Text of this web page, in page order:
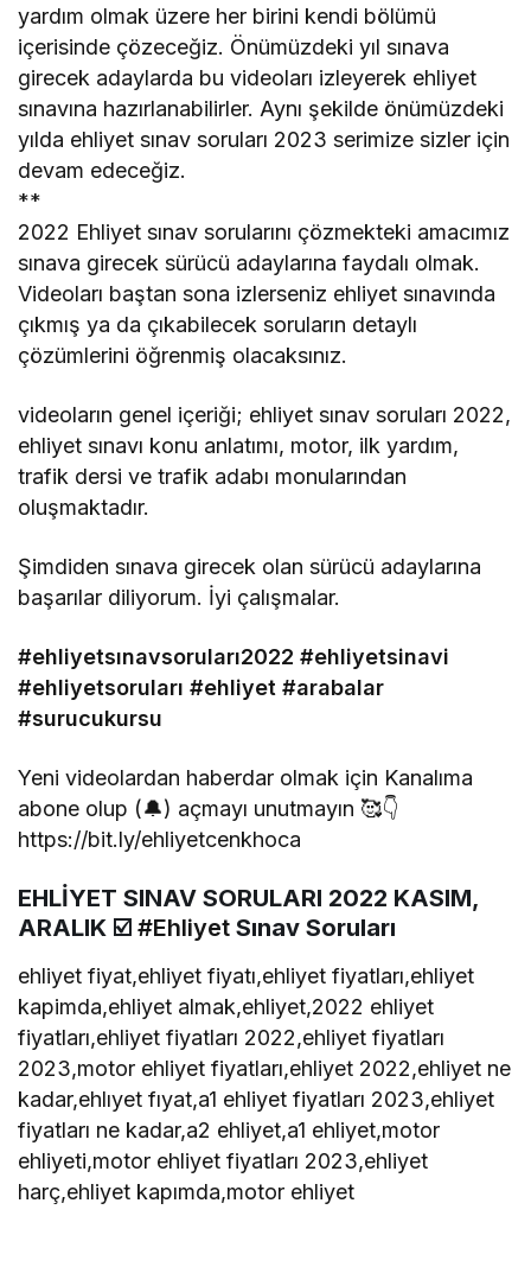
yardım olmak üzere her birini kendi bölümü
içerisinde çözeceğiz. Önümüzdeki yıl sınava
girecek adaylarda bu videoları izleyerek ehliyet
sınavına hazırlanabilirler. Aynı şekilde önümüzdeki
yılda ehliyet sınav soruları 2023 serimize sizler için
devam edeceğiz.
**
2022 Ehliyet sınav sorularını çözmekteki amacımız
sınava girecek sürücü adaylarına faydalı olmak.
Videoları baştan sona izlerseniz ehliyet sınavında
çıkmış ya da çıkabilecek soruların detaylı
çözümlerini öğrenmiş olacaksınız.
videoların genel içeriği; ehliyet sınav soruları 2022,
ehliyet sınavı konu anlatımı, motor, ilk yardım,
trafik dersi ve trafik adabı monularından
oluşmaktadır.
Şimdiden sınava girecek olan sürücü adaylarına
başarılar diliyorum. İyi çalışmalar.
#ehliyetsınavsoruları2022 #ehliyetsinavi
#ehliyetsoruları #ehliyet #arabalar
#surucukursu
Yeni videolardan haberdar olmak için Kanalıma
abone olup (🔔) açmayı unutmayın 🥰👇
https://bit.ly/ehliyetcenkhoca
EHLİYET SINAV SORULARI 2022 KASIM,
ARALIK ☑️ #Ehliyet Sınav Soruları
ehliyet fiyat,ehliyet fiyatı,ehliyet fiyatları,ehliyet
kapimda,ehliyet almak,ehliyet,2022 ehliyet
fiyatları,ehliyet fiyatları 2022,ehliyet fiyatları
2023,motor ehliyet fiyatları,ehliyet 2022,ehliyet ne
kadar,ehlıyet fıyat,a1 ehliyet fiyatları 2023,ehliyet
fiyatları ne kadar,a2 ehliyet,a1 ehliyet,motor
ehliyeti,motor ehliyet fiyatları 2023,ehliyet
harç,ehliyet kapımda,motor ehliyet